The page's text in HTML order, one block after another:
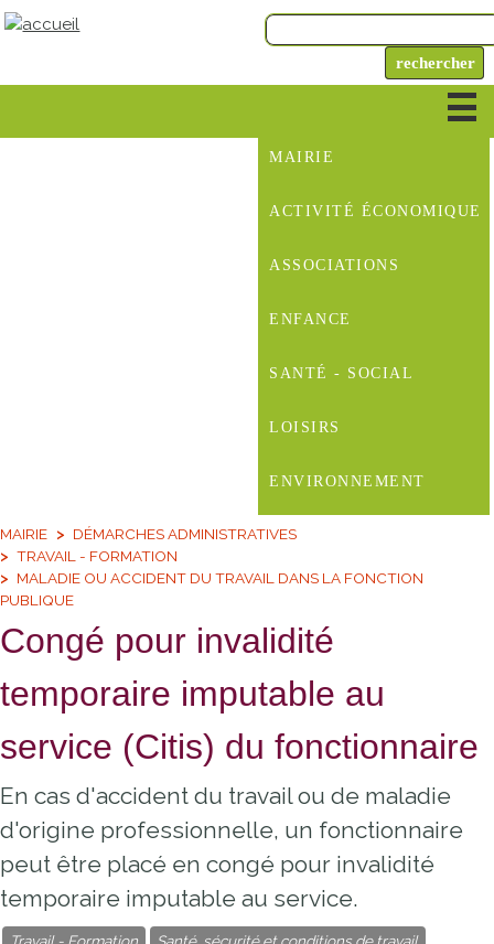
MAIRIE
ACTIVITÉ ÉCONOMIQUE
ASSOCIATIONS
ENFANCE
SANTÉ - SOCIAL
LOISIRS
ENVIRONNEMENT
MAIRIE
DÉMARCHES ADMINISTRATIVES
TRAVAIL - FORMATION
MALADIE OU ACCIDENT DU TRAVAIL DANS LA FONCTION
PUBLIQUE
Congé pour invalidité
temporaire imputable au
service (Citis) du fonctionnaire
En cas d'accident du travail ou de maladie
d'origine professionnelle, un fonctionnaire
peut être placé en congé pour invalidité
temporaire imputable au service.